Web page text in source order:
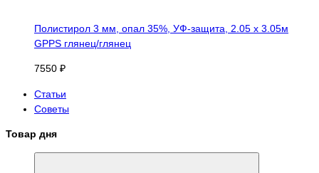
Полистирол 3 мм, опал 35%, УФ-защита, 2.05 х 3.05м
GPPS глянец/глянец
7550 ₽
Статьи
Советы
Товар дня